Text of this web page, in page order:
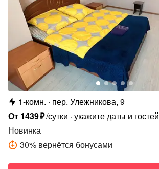
1-комн.
пер. Улежникова, 9
От 1439₽/сутки укажите даты и гостей
Новинка
30% вернётся бонусами